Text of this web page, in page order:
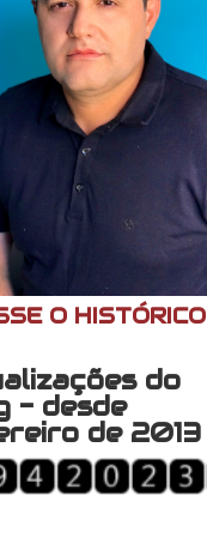
O HISTÓRICO
do
- desde
de 2013